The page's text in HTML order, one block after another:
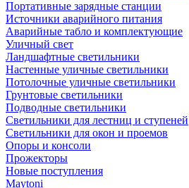
Портативные зарядные станции
Источники аварийного питания
Аварийные табло и комплектующие
Уличный свет
Ландшафтные светильники
Настенные уличные светильники
Потолочные уличные светильники
Грунтовые светильники
Подводные светильники
Светильники для лестниц и ступеней
Светильники для окон и проемов
Опоры и консоли
Прожекторы
Новые поступления
Maytoni